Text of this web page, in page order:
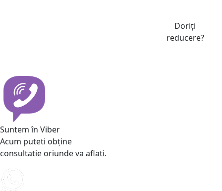
Doriți
reducere?
Suntem în Viber
Acum puteti obține
consultatie oriunde va aflati.